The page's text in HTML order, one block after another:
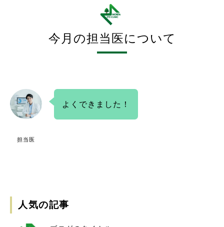
今月の担当医について
担当医
よくできました！
人気の記事